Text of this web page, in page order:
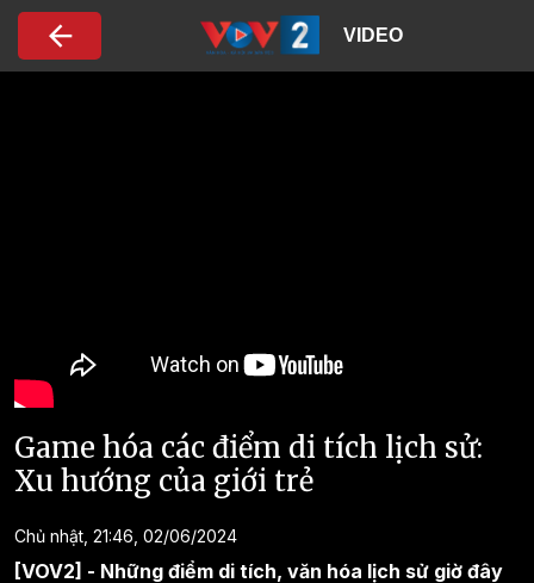
Nhảy đến nội dung
VIDEO
Game hóa các điểm di tích lịch sử:
Xu hướng của giới trẻ
Chủ nhật, 21:46, 02/06/2024
[VOV2] - Những điểm di tích, văn hóa lịch sử giờ đây